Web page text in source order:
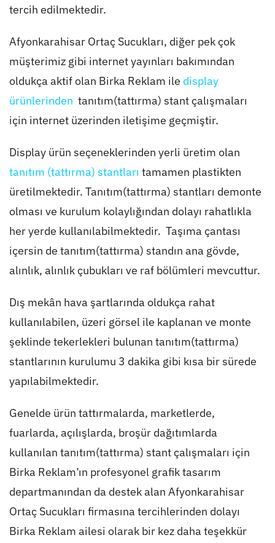
tercih edilmektedir.
Afyonkarahisar Ortaç Sucukları, diğer pek çok
müşterimiz gibi internet yayınları bakımından
oldukça aktif olan Birka Reklam ile display
ürünlerinden tanıtım(tattırma) stant çalışmaları
için internet üzerinden iletişime geçmiştir.
Display ürün seçeneklerinden yerli üretim olan
tanıtım (tattırma) stantları tamamen plastikten
üretilmektedir. Tanıtım(tattırma) stantları demonte
olması ve kurulum kolaylığından dolayı rahatlıkla
her yerde kullanılabilmektedir. Taşıma çantası
içersin de tanıtım(tattırma) standın ana gövde,
alınlık, alınlık çubukları ve raf bölümleri mevcuttur.
Dış mekân hava şartlarında oldukça rahat
kullanılabilen, üzeri görsel ile kaplanan ve monte
şeklinde tekerlekleri bulunan tanıtım(tattırma)
stantlarının kurulumu 3 dakika gibi kısa bir sürede
yapılabilmektedir.
Genelde ürün tattırmalarda, marketlerde,
fuarlarda, açılışlarda, broşür dağıtımlarda
kullanılan tanıtım(tattırma) stant çalışmaları için
Birka Reklam’ın profesyonel grafik tasarım
departmanından da destek alan Afyonkarahisar
Ortaç Sucukları firmasına tercihlerinden dolayı
Birka Reklam ailesi olarak bir kez daha teşekkür